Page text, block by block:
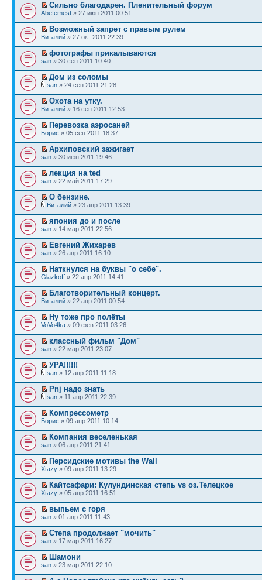
Сильно благодарен. Пленительный форум
Abefemest » 27 июн 2011 00:51
Возможный запрет с правым рулем
Виталий » 27 окт 2011 22:39
фотографы прикалываются
san » 30 сен 2011 10:40
Дом из соломы
san » 24 сен 2011 21:28
Охота на утку.
Виталий » 16 сен 2011 12:53
Перевозка аэросаней
Борис » 05 сен 2011 18:37
Архиповский зажигает
san » 30 июн 2011 19:46
лекция на ted
san » 22 май 2011 17:29
О бензине.
Виталий » 23 апр 2011 13:39
япония до и после
san » 14 мар 2011 22:56
Евгений Жихарев
san » 26 апр 2011 16:10
Наткнулся на буквы "о себе".
Glazkoff » 22 апр 2011 14:41
Благотворительный концерт.
Виталий » 22 апр 2011 00:54
Ну тоже про полёты
VoVo4ka » 09 фев 2011 03:26
классный фильм "Дом"
san » 22 мар 2011 23:07
УРА!!!!!!
san » 12 апр 2011 11:18
Pnj надо знать
san » 11 апр 2011 22:39
Компрессометр
Борис » 09 апр 2011 10:14
Компания веселенькая
san » 06 апр 2011 21:41
Персидские мотивы the Wall
Xtazy » 09 апр 2011 13:29
Кайтсафари: Кулундинская степь vs оз.Телецкое
Xtazy » 05 апр 2011 16:51
выпьем с горя
san » 01 апр 2011 11:43
Степа продолжает "мочить"
san » 17 мар 2011 16:27
Шамони
san » 23 мар 2011 22:10